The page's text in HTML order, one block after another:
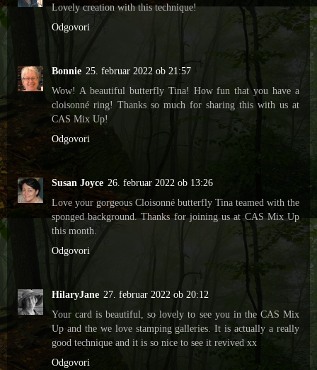
Lovely creation with this technique!
Odgovori
Bonnie 25. februar 2022 ob 21:57
Wow! A beautiful butterfly Tina! How fun that you have a
cloisonné ring! Thanks so much for sharing this with us at
CAS Mix Up!
Odgovori
Susan Joyce 26. februar 2022 ob 13:26
Love your gorgeous Cloisonné butterfly Tina teamed with the
sponged background. Thanks for joining us at CAS Mix Up
this month.
Odgovori
HilaryJane 27. februar 2022 ob 20:12
Your card is beautiful, so lovely to see you in the CAS Mix
Up and the we love stamping galleries. It is actually a really
good technique and it is so nice to see it revived xx
Odgovori